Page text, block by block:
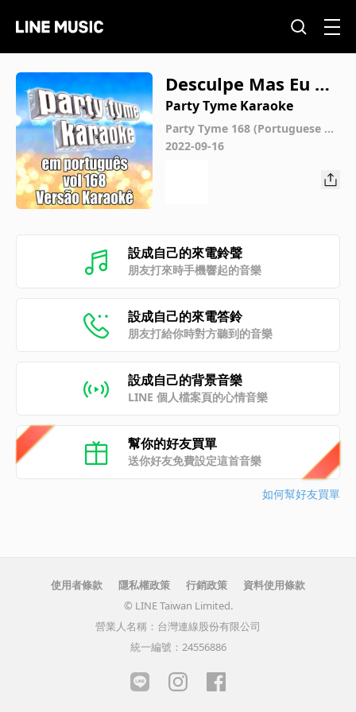
Desculpe Mas Eu Vo
u Chorar (Made Pop
ular By Leandro E L
eonardo) [Karaoke
Party Tyme Karaoke
Party Tyme 168 (Portuguese Ka
raoke Versions)
2022-09-16
設成自己的來電鈴聲
朋友打來時手機響起的音樂
設成自己的來電答鈴
朋友打給你時對方聽到的音樂
設成自己的背景音樂
LINE 個人檔案頁的心情音樂
幫你的好友買單
送你好友免費設定這首音樂
如何幫好友買單
使用者條款 隱私權政策 行銷政策
資料使用條款
© LINE Taiwan Limited.
營業人名稱：台灣連線股份有限公司
統一編號：24556886